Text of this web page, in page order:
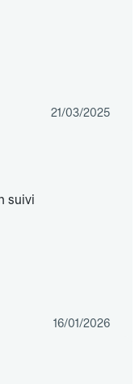
21/03/2025
suivi
16/01/2026